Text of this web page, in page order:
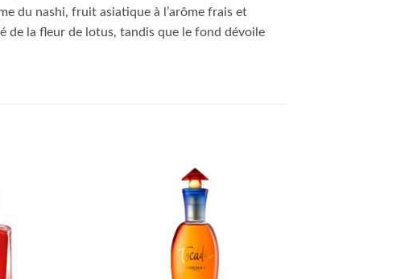
du nashi, fruit asiatique à l’arôme frais et
de la fleur de lotus, tandis que le fond dévoile